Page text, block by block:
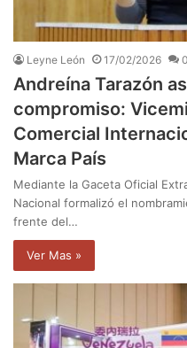
Leyne León 17/02/2026 0
Andreína Tarazón
compromiso:
Comercial
Marca País
Mediante la Gaceta Oficial
Nacional formalizó el
frente del…
Ver Mas »